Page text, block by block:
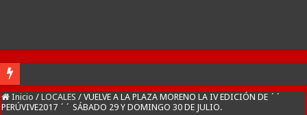
River lo descartó y el pibe Jaime brilla en Peñarol de Montevideo: «¿Nos dieron
Inicio / LOCALES / VUELVE A LA PLAZA MORENO LA IV EDICIÓN DE ´´
PERÚVIVE2017 ´´ SÁBADO 29 Y DOMINGO 30 DE JULIO.